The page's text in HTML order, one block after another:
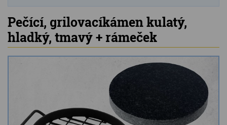
Lávové grilovací kameny
Kamenné truhlíky
Chladící kostky a puky
Pečící, grilovacíkámen kulatý,
hladký, tmavý + rámeček